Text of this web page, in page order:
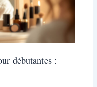
débutantes :